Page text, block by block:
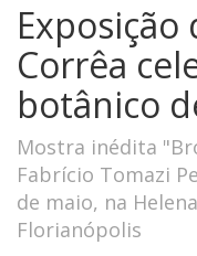
Corrêa
botânico
Mostra inédita
Fabrício Tomazi
de maio, na
Florianópolis